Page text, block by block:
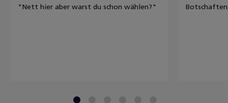
"Nett hier aber warst du schon wählen?"
1